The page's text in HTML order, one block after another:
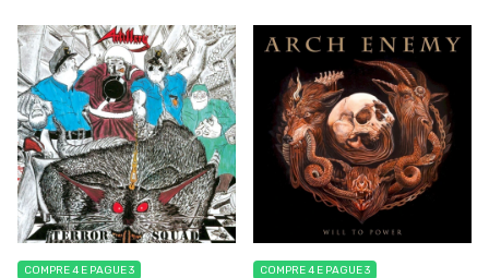
COMPRE 4 E PAGUE 3 COMPRE 4 E PAGUE 3